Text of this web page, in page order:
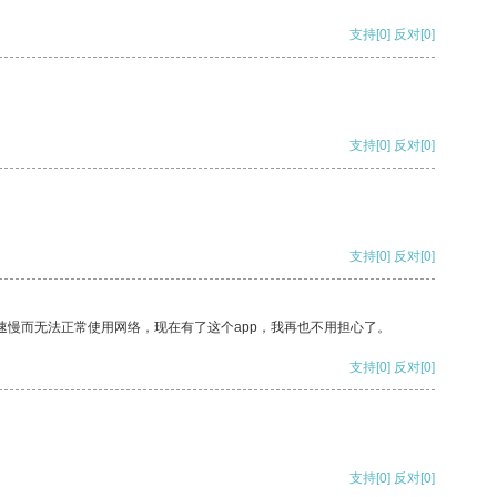
支持[0] 反对[0]
支持[0] 反对[0]
支持[0] 反对[0]
而无法正常使用网络，现在有了这个app，我再也不用担心了。
支持[0] 反对[0]
支持[0] 反对[0]